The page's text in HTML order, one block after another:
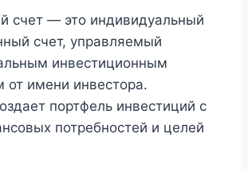
счет — это индивидуальный
счет, управляемый
инвестиционным
имени инвестора.
портфель инвестиций с
потребностей и целей